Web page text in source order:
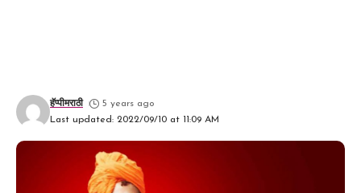
Last updated: 2022/09/10 at 11:09 AM
हॅप्पीमराठी 5 years ago